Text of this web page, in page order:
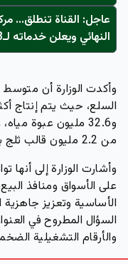
عاجل: القناة تنطلق...
النهائي ويعلن خدماته لـ3 محافظات - التفاصيل الكاملة
وأكدت الوزارة أن متوسط
من 2.2 مليون قالب ثلج بشكل مستمر.
وأشارت الوزارة إلى أنها
على الأسواق ومنافذ
الأساسية وتعزيز
السؤال المطروح في
والأرقام التشغيلية